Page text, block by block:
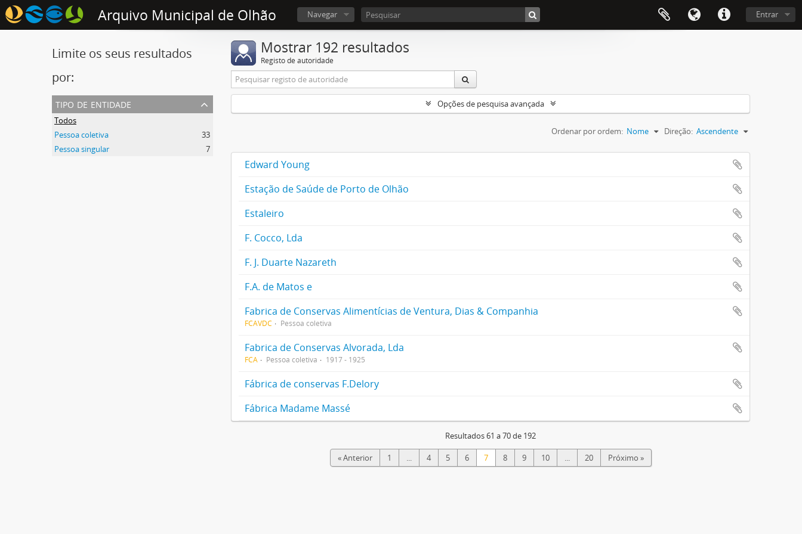
Arquivo Municipal de Olhão Entrar
Navegar
Limite os seus resultados
por:
tipo de entidade
Todos
Pessoa coletiva
33
Pessoa singular
7
Mostrar 192 resultados
Registo de autoridade
Opções de pesquisa avançada
Ordenar por ordem: Nome Direção: Ascendente
Edward Young
Estação de Saúde de Porto de Olhão
Estaleiro
F. Cocco, Lda
F. J. Duarte Nazareth
F.A. de Matos e
Fabrica de Conservas Alimentícias de Ventura, Dias & Companhia
FCAVDC Pessoa coletiva
Fabrica de Conservas Alvorada, Lda
FCA Pessoa coletiva 1917 - 1925
Fábrica de conservas F.Delory
Fábrica Madame Massé
Resultados 61 a 70 de 192
« Anterior 1 ... 4 5 6 7 8 9 10 ... 20 Próximo »